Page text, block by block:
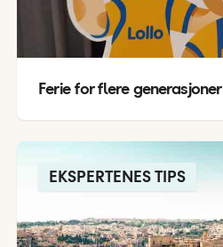
Ferie for flere generasjoner
EKSPERTENES TIPS